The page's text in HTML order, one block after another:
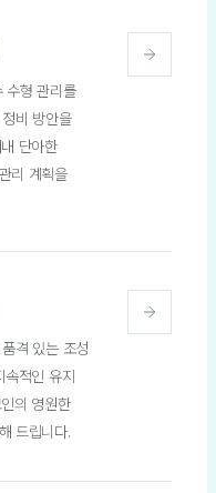
수형 관리를
비 방안을
단아한
리 계획을
격 있는 조성
속적인 유지
의 영원한
드립니다.